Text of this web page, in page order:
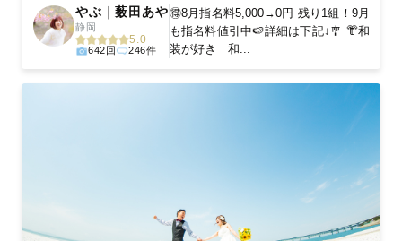
やぶ｜薮田あや
静岡
5.0
642回 246件
🉐8月指名料5,000→0円 残り1組！9月
も指名料値引中🍉詳細は下記↓🎐 👘和
装が好き 和...